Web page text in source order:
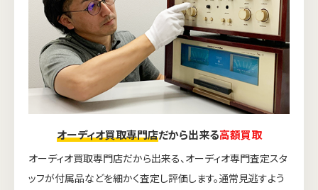
オーディオ買取専門店だから出来る高額買取
オーディオ買取専門店だから出来る、オーディオ専門査定スタ
ッフが付属品などを細かく査定し評価します。通常見逃すよう